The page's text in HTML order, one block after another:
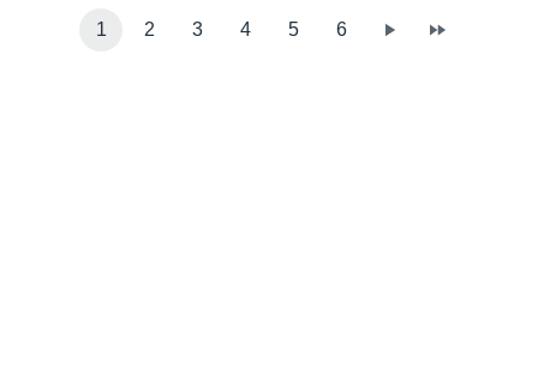
1 2 3 4 5 6